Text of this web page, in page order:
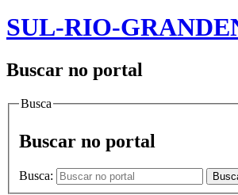
SUL-RIO-
Buscar no portal
Busca
Buscar no portal
Busca: